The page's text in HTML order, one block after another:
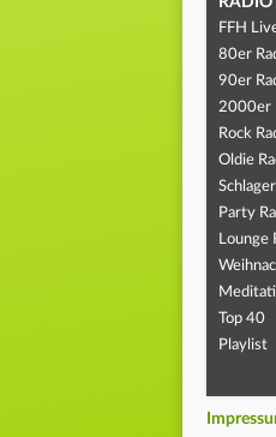
FFH
80er
90er
2000er
Rock
Oldie
Party
Lounge
Top 40
Playlist